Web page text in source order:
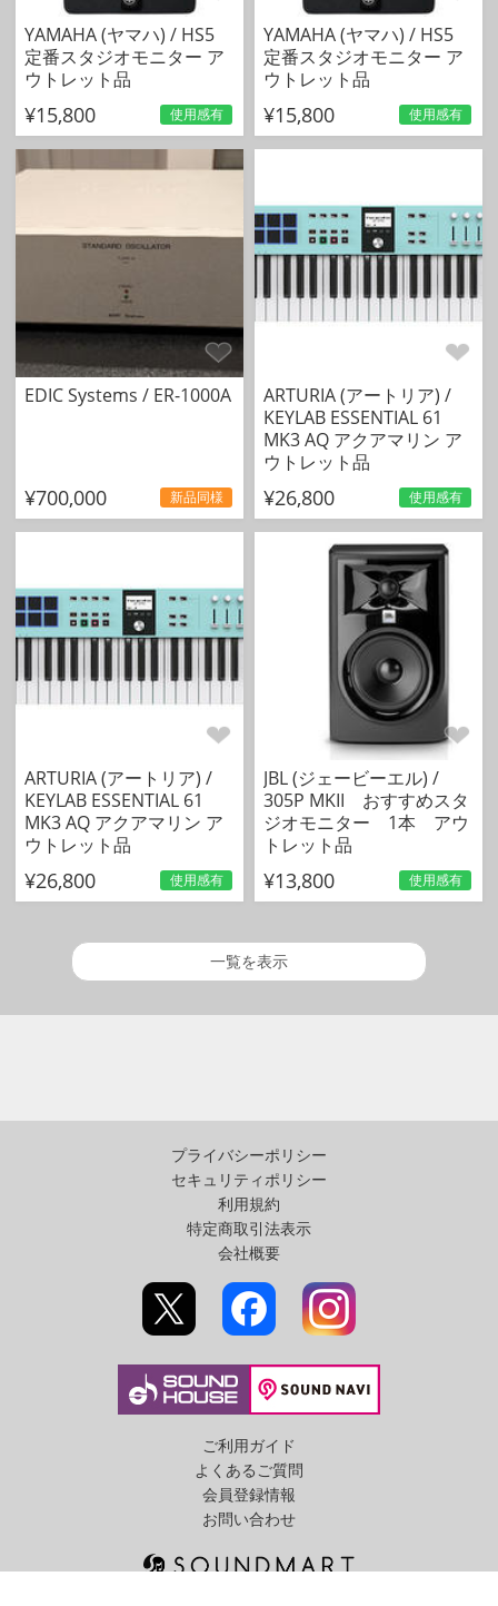
YAMAHA (ヤマハ) / HS5
定番スタジオモニター ア
ウトレット品
¥15,800 使用感有
YAMAHA (ヤマハ) / HS5
定番スタジオモニター ア
ウトレット品
¥15,800 使用感有
EDIC Systems / ER-1000A
¥700,000 新品同様
ARTURIA (アートリア) /
KEYLAB ESSENTIAL 61
MK3 AQ アクアマリン ア
ウトレット品
¥26,800 使用感有
ARTURIA (アートリア) /
KEYLAB ESSENTIAL 61
MK3 AQ アクアマリン ア
ウトレット品
¥26,800 使用感有
JBL (ジェービーエル) /
305P MKII おすすめスタ
ジオモニター 1本 アウ
トレット品
¥13,800 使用感有
一覧を表示
プライバシーポリシー
セキュリティポリシー
利用規約
特定商取引法表示
会社概要
ご利用ガイド
よくあるご質問
会員登録情報
お問い合わせ